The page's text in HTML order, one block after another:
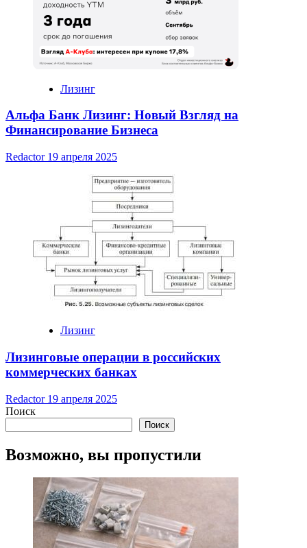
Лизинг
Альфа Банк Лизинг: Новый Взгляд на
Финансирование Бизнеса
Redactor 19 апреля 2025
Лизинг
Лизинговые операции в российских
коммерческих банках
Redactor 19 апреля 2025
Поиск
Поиск
Возможно, вы пропустили